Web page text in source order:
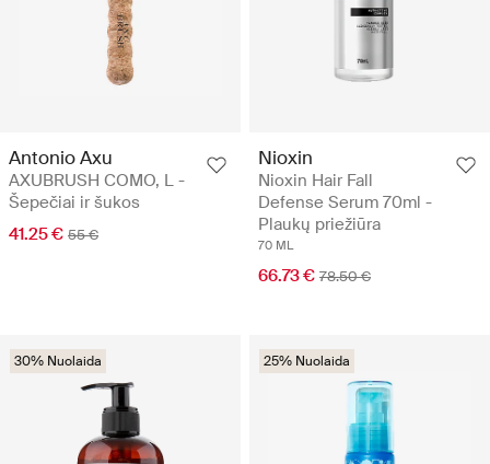
Antonio Axu
AXUBRUSH COMO, L -
Šepečiai ir šukos
41.25 € 55 €
Nioxin
Nioxin Hair Fall
Defense Serum 70ml -
Plaukų priežiūra
70 ML
66.73 € 78.50 €
30% Nuolaida 25% Nuolaida